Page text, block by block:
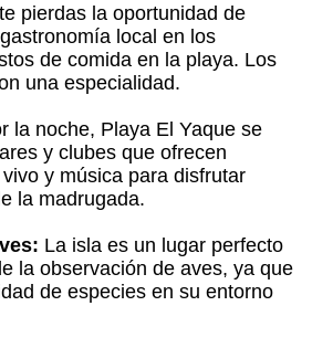
pierdas la oportunidad de
local en los
de comida en la playa. Los
una especialidad.
la noche, Playa El Yaque se
y clubes que ofrecen
y música para disfrutar
la madrugada.
La isla es un lugar perfecto
la observación de aves, ya que
de especies en su entorno